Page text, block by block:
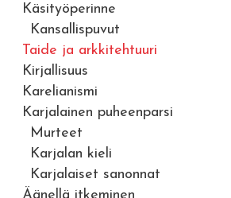
Käsityöperinne
Kansallispuvut
Taide ja arkkitehtuuri
Kirjallisuus
Karelianismi
Karjalainen puheenparsi
Murteet
Karjalan kieli
Karjalaiset sanonnat